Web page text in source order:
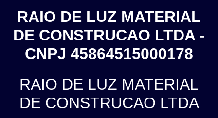
RAIO DE LUZ MATERIAL
DE CONSTRUCAO LTDA -
CNPJ 45864515000178
RAIO DE LUZ MATERIAL
DE CONSTRUCAO LTDA